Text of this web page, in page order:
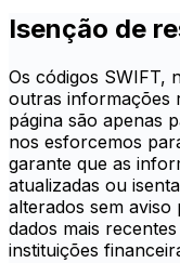
Isenção de
Os códigos SWIFT,
outras informações
página são apenas
nos esforcemos
garante que as
atualizadas ou
alterados sem
dados mais
instituições